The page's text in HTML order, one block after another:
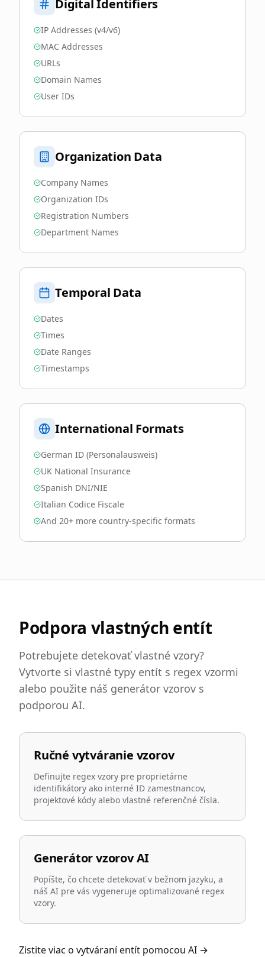
Digital Identifiers
IP Addresses (v4/v6)
MAC Addresses
URLs
Domain Names
User IDs
Organization Data
Company Names
Organization IDs
Registration Numbers
Department Names
Temporal Data
Dates
Times
Date Ranges
Timestamps
International Formats
German ID (Personalausweis)
UK National Insurance
Spanish DNI/NIE
Italian Codice Fiscale
And 20+ more country-specific formats
Podpora vlastných entít
Potrebujete detekovať vlastné vzory?
Vytvorte si vlastné typy entít s regex vzormi
alebo použite náš generátor vzorov s
podporou AI.
Ručné vytváranie vzorov
Definujte regex vzory pre proprietárne
identifikátory ako interné ID zamestnancov,
projektové kódy alebo vlastné referenčné čísla.
Generátor vzorov AI
Popíšte, čo chcete detekovať v bežnom jazyku, a
náš AI pre vás vygeneruje optimalizované regex
vzory.
Zistite viac o vytváraní entít pomocou AI →